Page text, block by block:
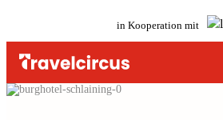
in Kooperation mit